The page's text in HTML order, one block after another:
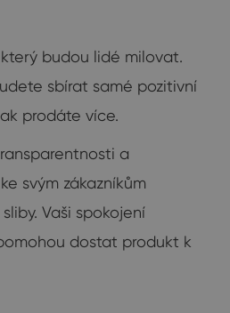
budou lidé milovat.
sbírat samé pozitivní
prodáte více.
a
svým zákazníkům
Vaši spokojení
dostat produkt k